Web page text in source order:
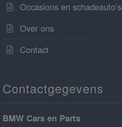
Occasions en schadeauto’s
Over ons
Contact
Contactgegevens
BMW Cars en Parts